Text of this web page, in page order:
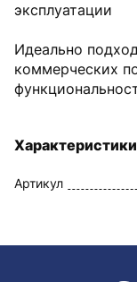
эксплуатации
Идеально
коммерческих
Характеристики
Артикул